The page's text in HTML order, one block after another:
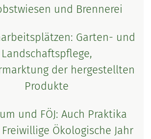
und Brennerei
Garten- und
Landschaftspflege,
der hergestellten
Produkte
und FÖJ: Auch Praktika
Ökologische Jahr